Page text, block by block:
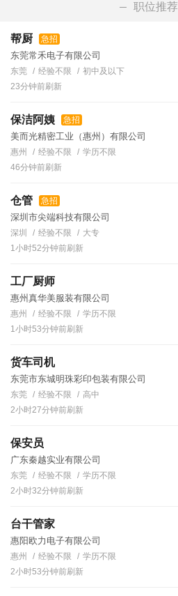
职位推荐
帮厨 急招
东莞常禾电子有限公司
东莞 经验不限
初中及以下
23分钟前刷新
保洁阿姨 急招
美而光精密工业（惠州）有限公司
惠州 经验不限
学历不限
46分钟前刷新
仓管 急招
深圳市尖端科技有限公司
深圳 经验不限
大专
1小时52分钟前刷新
工厂厨师
惠州真华美服装有限公司
惠州 经验不限
学历不限
1小时53分钟前刷新
货车司机
东莞市东城明珠彩印包装有限公司
东莞 经验不限
高中
2小时27分钟前刷新
保安员
广东秦越实业有限公司
东莞 经验不限
学历不限
2小时32分钟前刷新
台干管家
惠阳欧力电子有限公司
惠州 经验不限
学历不限
2小时53分钟前刷新